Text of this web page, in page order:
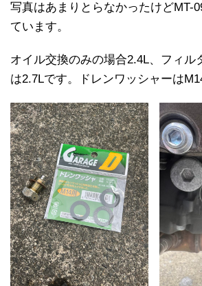
写真はあまりとらなかったけどMT-
ています。
オイル交換のみの場合2.4L、フィル
は2.7Lです。ドレンワッシャーは